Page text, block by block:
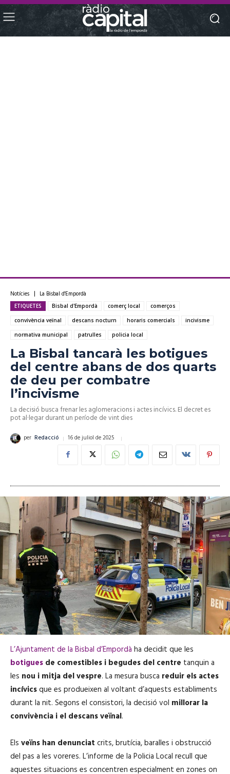
Notícies La Bisbal d'Empordà
ETIQUETES Bisbal d'Empordà comerç local
comerços
convivència veïnal
descans nocturn horaris comercials
incivisme
normativa municipal
patrulles policia local
La Bisbal tancarà les botigues
del centre abans de dos quarts
de deu per combatre
l’incivisme
La decisió busca frenar les aglomeracions i actes incívics. El decret es
pot al·legar durant un període de vint dies
per Redacció 16 de juliol de 2025
L’Ajuntament de la Bisbal d’Empordà ha decidit que les
botigues de comestibles i begudes del centre tanquin a
les nou i mitja del vespre. La mesura busca reduir els actes
incívicsque es produeixen al voltant d’aquests establiments
durant la nit. Segons el consistori, la decisió vol millorar la
convivència i el descans veïnal.
Els veïns han denunciat crits, brutícia, baralles i obstrucció
del pas a les voreres. L’informe de la Policia Local recull que
aquestes situacions es concentren especialment en zones on